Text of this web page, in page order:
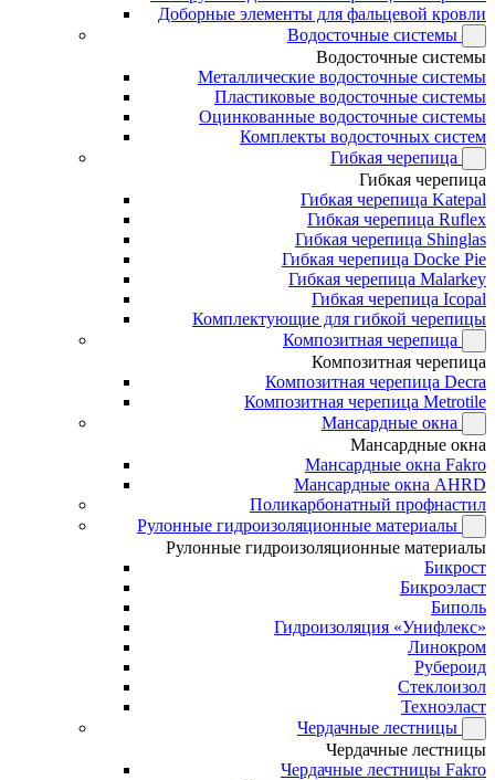
Доборные элементы для фальцевой кровли
Водосточные системы
Водосточные системы
Металлические водосточные системы
Пластиковые водосточные системы
Оцинкованные водосточные системы
Комплекты водосточных систем
Гибкая черепица
Гибкая черепица
Гибкая черепица Katepal
Гибкая черепица Ruflex
Гибкая черепица Shinglas
Гибкая черепица Docke Pie
Гибкая черепица Malarkey
Гибкая черепица Icopal
Комплектующие для гибкой черепицы
Композитная черепица
Композитная черепица
Композитная черепица Decra
Композитная черепица Metrotile
Мансардные окна
Мансардные окна
Мансардные окна Fakro
Мансардные окна AHRD
Поликарбонатный профнастил
Рулонные гидроизоляционные материалы
Рулонные гидроизоляционные материалы
Бикрост
Бикроэласт
Биполь
Гидроизоляция «Унифлекс»
Линокром
Рубероид
Стеклоизол
Техноэласт
Чердачные лестницы
Чердачные лестницы
Чердачные лестницы Fakro